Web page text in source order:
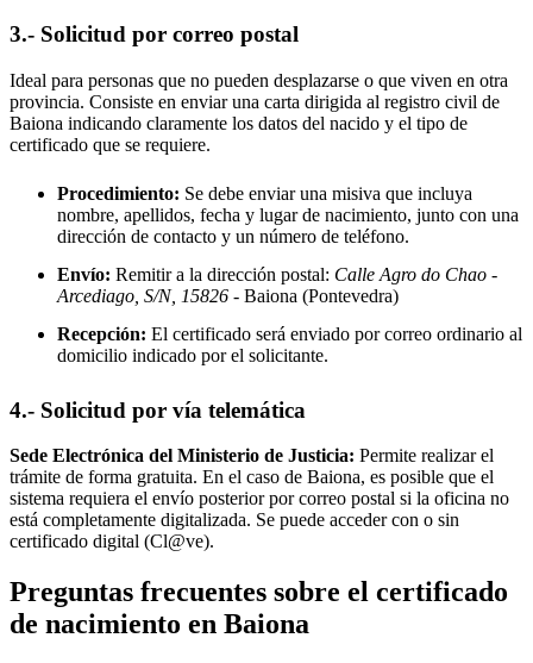
3.- Solicitud por correo postal
Ideal para personas que no pueden desplazarse o que viven en otra
provincia. Consiste en enviar una carta dirigida al registro civil de
Baiona indicando claramente los datos del nacido y el tipo de
certificado que se requiere.
Procedimiento: Se debe enviar una misiva que incluya
nombre, apellidos, fecha y lugar de nacimiento, junto con una
dirección de contacto y un número de teléfono.
Envío: Remitir a la dirección postal: Calle Agro do Chao -
Arcediago, S/N, 15826 - Baiona (Pontevedra)
Recepción: El certificado será enviado por correo ordinario al
domicilio indicado por el solicitante.
4.- Solicitud por vía telemática
Sede Electrónica del Ministerio de Justicia: Permite realizar el
trámite de forma gratuita. En el caso de Baiona, es posible que el
sistema requiera el envío posterior por correo postal si la oficina no
está completamente digitalizada. Se puede acceder con o sin
certificado digital (Cl@ve).
Preguntas frecuentes sobre el certificado
de nacimiento en Baiona